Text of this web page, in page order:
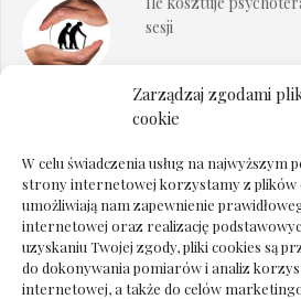
Zarządzaj zgodami
cookie
W celu świadczenia usług na najwyższym
strony internetowej korzystamy z plików
umożliwiają nam zapewnienie
internetowej oraz realizację
uzyskaniu Twojej zgody, pliki cookies są
do dokonywania pomiarów i analiz
internetowej, a także do celów
sesji
Dokumenty do
Deska podłogowa do
pośpiechu